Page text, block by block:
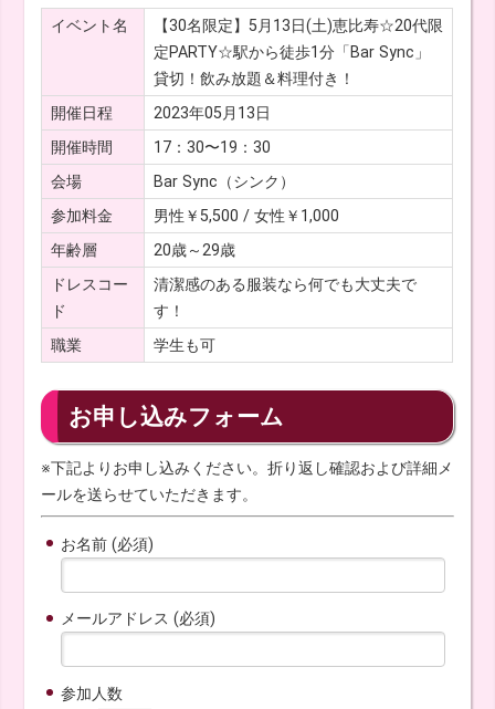
イベント名
【30名限定】5月13日(土)恵比寿☆20代限
定PARTY☆駅から徒歩1分「Bar Sync」
貸切！飲み放題＆料理付き！
開催日程
2023年05月13日
開催時間
17：30〜19：30
会場
Bar Sync（シンク）
参加料金
男性￥5,500 / 女性￥1,000
年齢層
20歳～29歳
ドレスコー
ド
清潔感のある服装なら何でも大丈夫で
す！
職業
学生も可
お申し込みフォーム
※下記よりお申し込みください。折り返し確認および詳細メ
ールを送らせていただきます。
お名前 (必須)
メールアドレス (必須)
参加人数